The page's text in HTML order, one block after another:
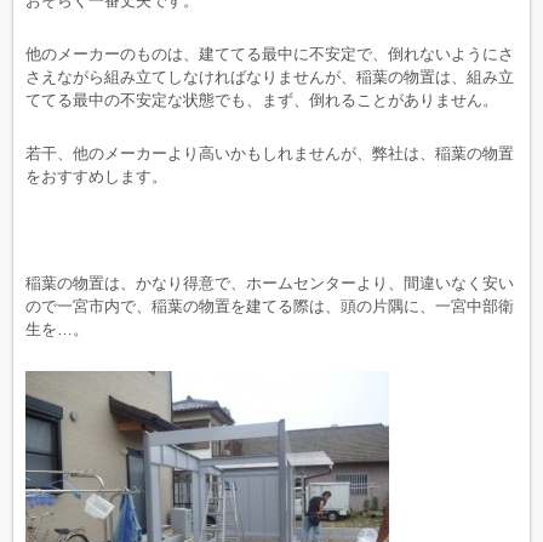
他のメーカーのものは、建ててる最中に不安定で、倒れないようにさ
さえながら組み立てしなければなりませんが、稲葉の物置は、組み立
ててる最中の不安定な状態でも、まず、倒れることがありません。
若干、他のメーカーより高いかもしれませんが、弊社は、稲葉の物置
をおすすめします。
稲葉の物置は、かなり得意で、ホームセンターより、間違いなく安い
ので一宮市内で、稲葉の物置を建てる際は、頭の片隅に、一宮中部衛
生を…。